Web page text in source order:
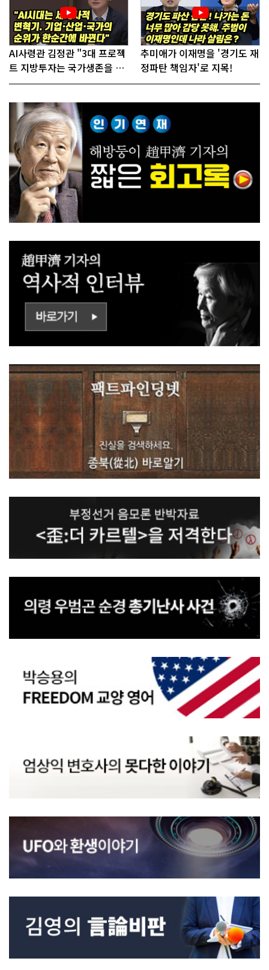
AI사령관 김정관 "3대 프로젝
트 지방투자는 국가생존을 건
대전략"
추미애가 이재명을 '경기도 재
정파탄 책임자'로 지목!